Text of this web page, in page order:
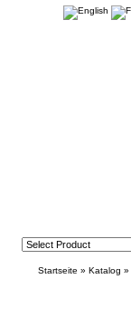
Startseite » Katalog »